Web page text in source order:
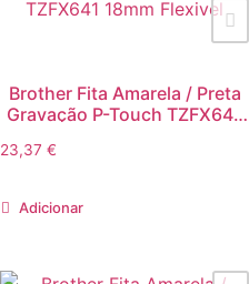
Brother Fita Amarela / Preta
Gravação P-Touch TZFX641
23,37 €
Adicionar